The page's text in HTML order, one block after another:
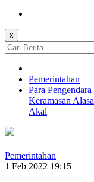
x
Pemerintahan
Para
Keramasan
Akal
Pemerintahan
1 Feb 2022 19:15